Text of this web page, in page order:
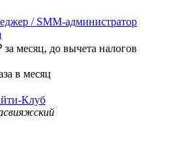
/ SMM-администратор
за месяц, до вычета налогов
в месяц
Клуб